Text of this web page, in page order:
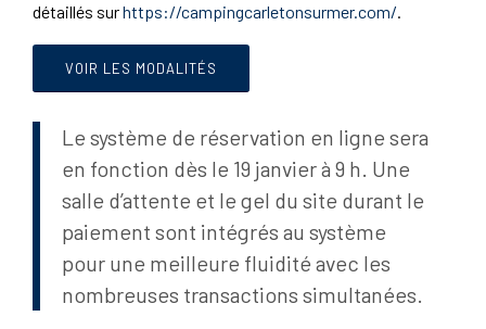
détaillés surhttps://campingcarletonsurmer.com/.
VOIR LES MODALITÉS
Le système de réservation en ligne sera
en fonction dès le 19 janvier à 9 h. Une
salle d’attente et le gel du site durant le
paiement sont intégrés au système
pour une meilleure fluidité avec les
nombreuses transactions simultanées.